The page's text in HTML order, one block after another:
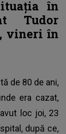
în
Tudor
vineri în
de 80 de ani,
era cazat,
loc joi, 23
după ce,